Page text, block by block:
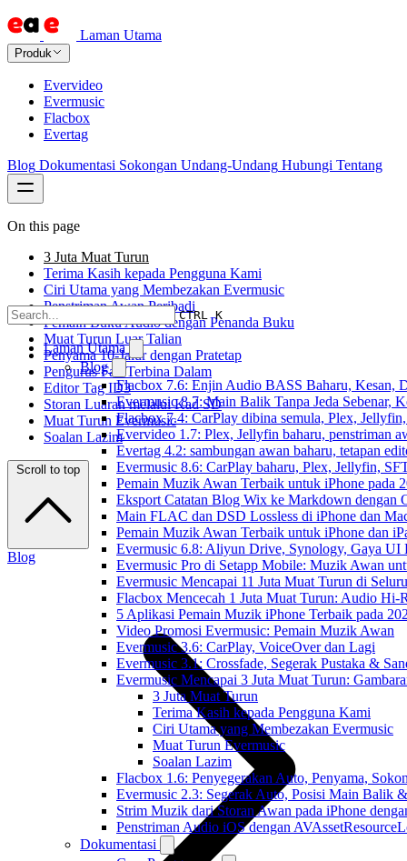
Laman Utama
Produk
Evervideo
Evermusic
Flacbox
Evertag
Blog Dokumentasi Sokongan Undang-Undang Hubungi Tentang
CTRL K
Laman Utama
Blog
Flacbox 7.6: Enjin Audio BASS Baharu, Kesan,
Evermusic 8.7: Main Balik Tanpa Jeda Sebenar,
Flacbox 7.4: CarPlay dibina semula, Plex,
Evervideo 1.7: Plex, Jellyfin baharu, penstriman
Evertag 4.2: sambungan awan baharu, tetapan
Evermusic 8.6: CarPlay baharu, Plex, Jellyfin,
Pemain Muzik Awan Terbaik untuk iPhone pada
Eksport Catatan Blog Wix ke Markdown dengan
Main FLAC dan DSD Lossless di iPhone dan
Pemain Muzik Awan Terbaik untuk iPhone dan
Evermusic 6.8: Aliyun Drive, Synology, Gaya UI
Evermusic Pro di Setapp Mobile: Muzik Awan
Evermusic Mencapai 11 Juta Muat Turun di
Flacbox Mencecah 1 Juta Muat Turun: Audio Hi-
5 Aplikasi Pemain Muzik iPhone Terbaik pada
Video Promosi Evermusic: Pemain Muzik Awan
Evermusic 3.6: CarPlay, VoiceOver dan Lagi
Evermusic 3.1: Crossfade, Segerak Pustaka &
Evermusic Mencapai 3 Juta Muat Turun:
3 Juta Muat Turun
Terima Kasih kepada Pengguna Kami
Ciri Utama yang Membezakan Evermusic
Muat Turun Evermusic
Soalan Lazim
Flacbox 1.6: Penyegerakan Auto, Penyama,
Evermusic 2.3: Segerak Auto, Posisi Main Balik
Strim Muzik dari Storan Awan pada iPhone
Penstriman Audio iOS dengan
Dokumentasi
On this page
3 Juta Muat Turun
Terima Kasih kepada Pengguna Kami
Ciri Utama yang Membezakan Evermusic
Penstriman Awan Peribadi
Pemain Buku Audio dengan Penanda Buku
Muat Turun Luar Talian
Penyama 10-Jalur dengan Pratetap
Pengurus Fail Terbina Dalam
Editor Tag ID3
Storan Luaran melalui Kad SD
Muat Turun Evermusic
Soalan Lazim
Scroll to top
Blog